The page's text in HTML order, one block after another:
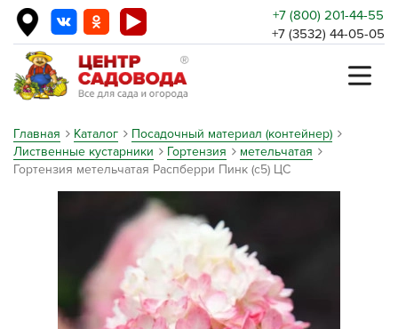
+7 (800) 201-44-55
+7 (3532) 44-05-05
Главная Каталог
Посадочный материал (контейнер)
Лиственные кустарники
Гортензия
метельчатая
Гортензия метельчатая Распберри Пинк (с5) ЦС